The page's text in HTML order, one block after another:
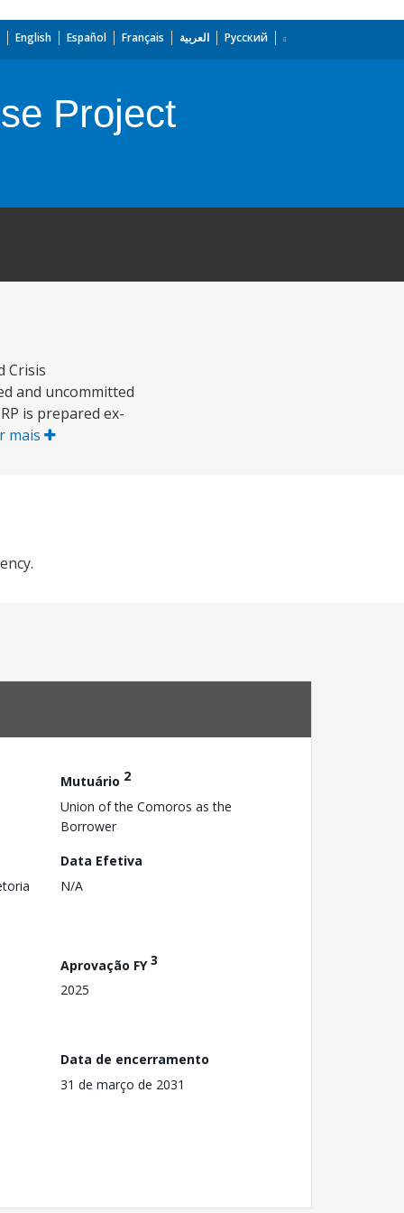
English Español Français العربية Русский
Project
Crisis
and uncommitted
is prepared ex-
mais
Mutuário 2
Union of the Comoros as the
Borrower
Data Efetiva
N/A
Aprovação FY3
2025
Data de encerramento
31 de março de 2031